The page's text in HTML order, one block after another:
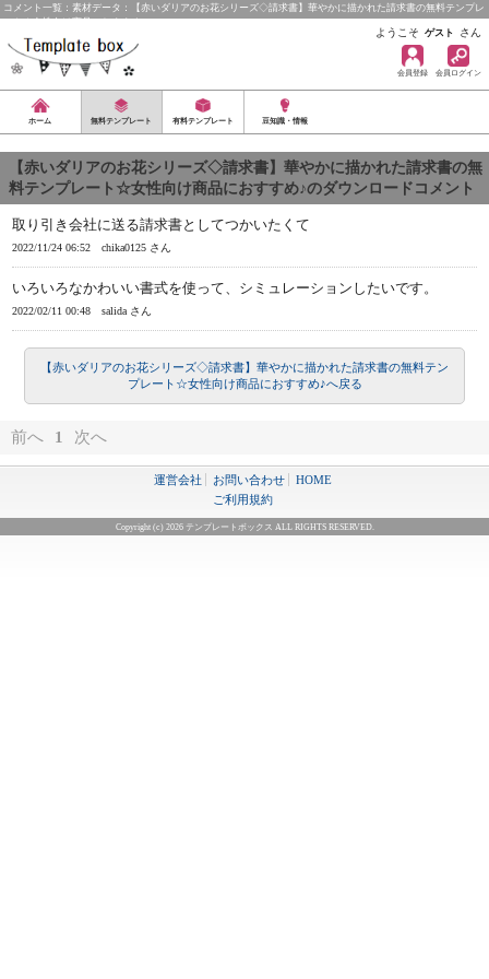
コメント一覧：素材データ：【赤いダリアのお花シリーズ◇請求書】華やかに描かれた請求書の無料テンプレ
ート☆女性向け商品におすすめ♪
ようこそ ゲスト さん
会員登録 会員ログイン
ホーム 無料テンプレート 有料テンプレート 豆知識・情報
【赤いダリアのお花シリーズ◇請求書】華やかに描かれた請求書の無
料テンプレート☆女性向け商品におすすめ♪のダウンロードコメント
取り引き会社に送る請求書としてつかいたくて
2022/11/24 06:52 chika0125 さん
いろいろなかわいい書式を使って、シミュレーションしたいです。
2022/02/11 00:48 salida さん
【赤いダリアのお花シリーズ◇請求書】華やかに描かれた請求書の無料テン
プレート☆女性向け商品におすすめ♪へ戻る
前へ 1 次へ
運営会社 お問い合わせ
HOME
ご利用規約
Copyright (c) 2026 テンプレートボックス ALL RIGHTS RESERVED.